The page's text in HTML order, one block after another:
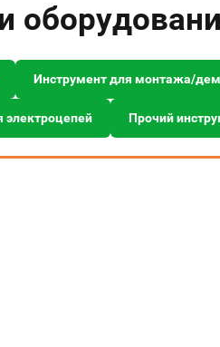
Инструмент для монтажа/
Прочий